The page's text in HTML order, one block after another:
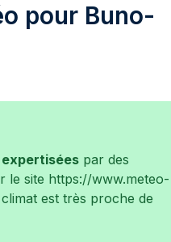
pour Buno-
expertisées par des
le site https://www.meteo-
est très proche de